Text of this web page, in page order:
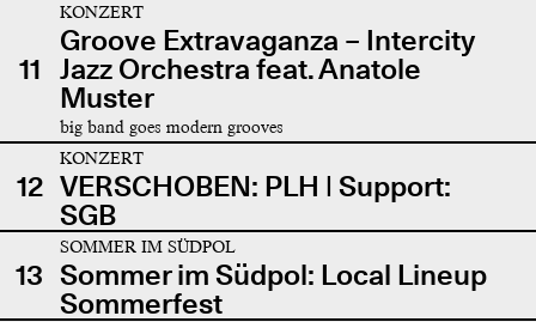
11
KONZERT
Groove Extravaganza – Intercity
Jazz Orchestra feat. Anatole
Muster
big band goes modern grooves
12
KONZERT
VERSCHOBEN: PLH | Support:
SGB
13
SOMMER IM SÜDPOL
Sommer im Südpol: Local Lineup
Sommerfest